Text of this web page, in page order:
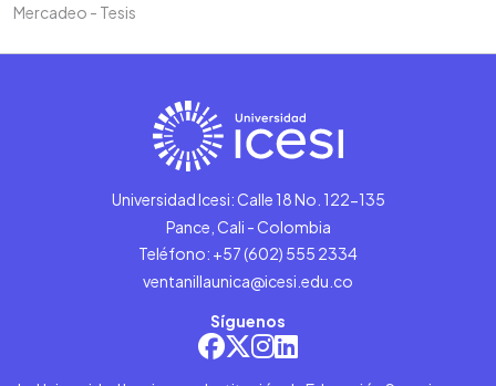
Mercadeo - Tesis
Universidad Icesi: Calle 18 No. 122-135
Pance, Cali - Colombia
Teléfono: +57 (602) 555 2334
ventanillaunica@icesi.edu.co
Síguenos